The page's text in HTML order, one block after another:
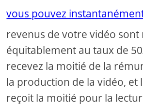
vous pouvez
revenus de votre vidéo sont
équitablement au taux de
recevez la moitié de la
la production de la vidéo, et
reçoit la moitié pour la